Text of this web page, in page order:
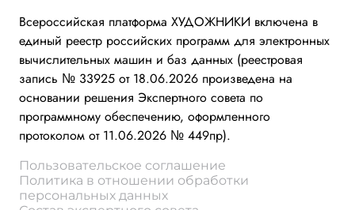
Всероссийская платформа ХУДОЖНИКИ включена в
единый реестр российских программ для электронных
вычислительных машин и баз данных (реестровая
запись № 33925 от 18.06.2026 произведена на
основании решения Экспертного совета по
программному обеспечению, оформленного
протоколом от 11.06.2026 № 449пр).
Пользовательское соглашение
Политика в отношении обработки
персональных данных